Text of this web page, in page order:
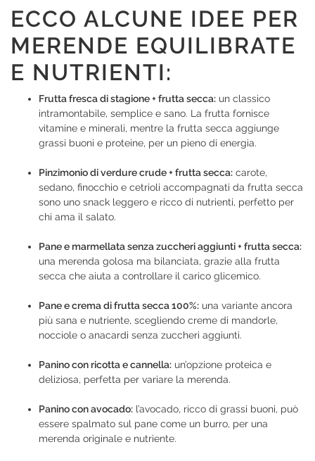
ECCO ALCUNE IDEE PER
MERENDE EQUILIBRATE
E NUTRIENTI:
Frutta fresca di stagione + frutta secca: un classico
intramontabile, semplice e sano. La frutta fornisce
vitamine e minerali, mentre la frutta secca aggiunge
grassi buoni e proteine, per un pieno di energia.
Pinzimonio di verdure crude + frutta secca: carote,
sedano, finocchio e cetrioli accompagnati da frutta secca
sono uno snack leggero e ricco di nutrienti, perfetto per
chi ama il salato.
Pane e marmellata senza zuccheri aggiunti + frutta secca:
una merenda golosa ma bilanciata, grazie alla frutta
secca che aiuta a controllare il carico glicemico.
Pane e crema di frutta secca 100%: una variante ancora
più sana e nutriente, scegliendo creme di mandorle,
nocciole o anacardi senza zuccheri aggiunti.
Panino con ricotta e cannella: un’opzione proteica e
deliziosa, perfetta per variare la merenda.
Panino con avocado: l’avocado, ricco di grassi buoni, può
essere spalmato sul pane come un burro, per una
merenda originale e nutriente.